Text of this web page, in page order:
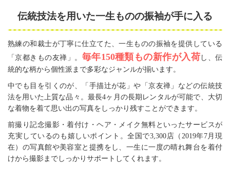
伝統技法を用いた一生ものの振袖が手に入る
熟練の和裁士が丁寧に仕立てた、一生ものの振袖を提供している
「京都きもの友禅」。 毎年150種類もの新作が入荷 し、伝
統的な柄から個性派まで多彩なジャンルが揃います。
中でも目を引くのが、「手描辻が花」や「京友禅」などの伝統技
法を用いた上質な品々。最長4ヶ月の長期レンタルが可能で、大切
な着物を着て思い出の写真をしっかり残すことができます。
前撮り記念撮影・着付け・ヘア・メイク無料といったサービスが
充実しているのも嬉しいポイント。全国で3,300店（2019年7月現
在）の写真館や美容室と提携をし、一生に一度の晴れ舞台を着付
けから撮影までしっかりサポートしてくれます。